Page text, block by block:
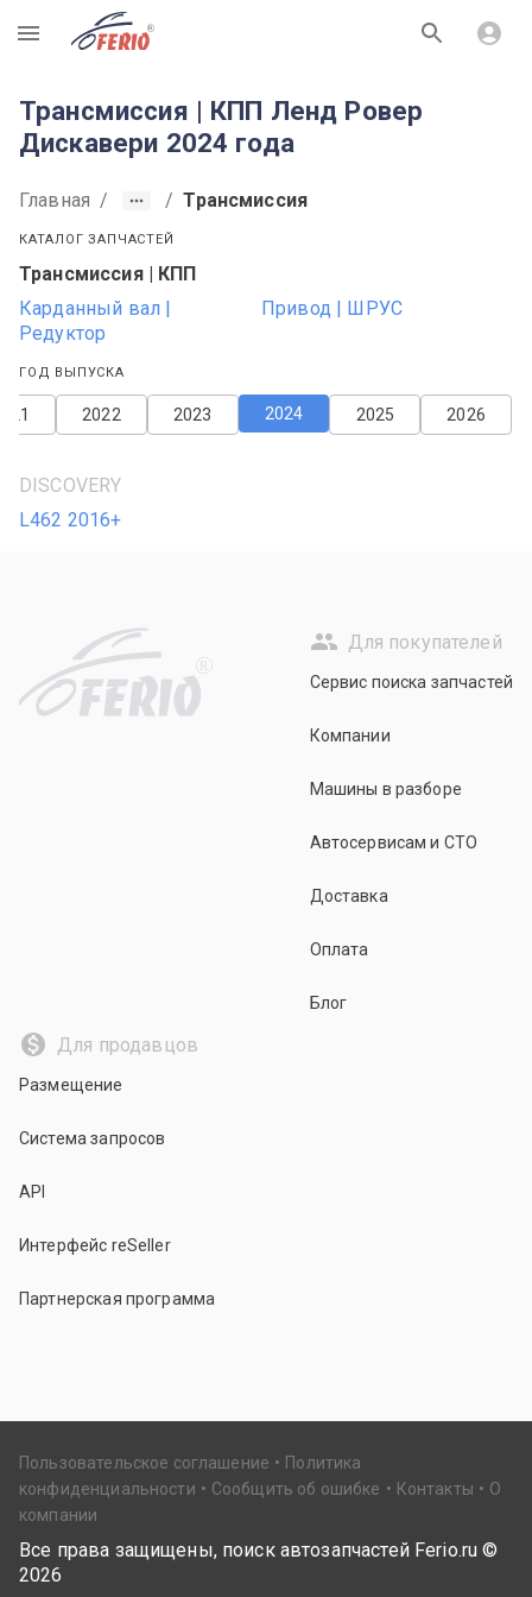
R
Трансмиссия | КПП Ленд Ровер
Дискавери 2024 года
Главная / / Трансмиссия
КАТАЛОГ ЗАПЧАСТЕЙ
Трансмиссия | КПП
Карданный вал |
Редуктор
Привод | ШРУС
ГОД ВЫПУСКА
2026
2025
2024
2023
2022
DISCOVERY
L462 2016+
R
Для покупателей
Сервис поиска запчастей
Компании
Машины в разборе
Автосервисам и СТО
Доставка
Оплата
Блог
Для продавцов
Размещение
Система запросов
API
Интерфейс reSeller
Партнерская программа
Пользовательское соглашение
Политика
конфиденциальности
Сообщить об ошибке Контакты
О
компании
Все права защищены, поиск автозапчастей Ferio.ru ©
2026